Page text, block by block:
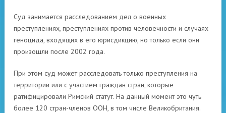
Суд занимается расследованием дел о военных
преступлениях, преступлениях против человечности и случаях
геноцида, входящих в его юрисдикцию, но только если они
произошли после 2002 года.
При этом суд может расследовать только преступления на
территории или с участием граждан стран, которые
ратифицировали Римский статут. На данный момент это чуть
более 120 стран-членов ООН, в том числе Великобритания.